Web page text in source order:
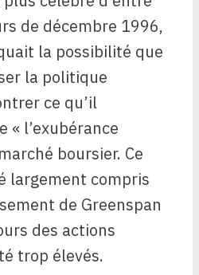
de décembre 1996,
la possibilité que
la politique
ce qu’il
« l’exubérance
boursier. Ce
largement compris
de Greenspan
des actions
trop élevés.